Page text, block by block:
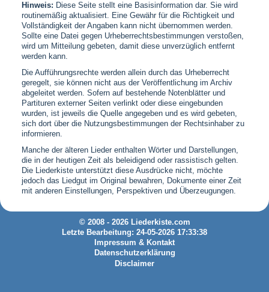
Hinweis: Diese Seite stellt eine Basisinformation dar. Sie wird
routinemäßig aktualisiert. Eine Gewähr für die Richtigkeit und
Vollständigkeit der Angaben kann nicht übernommen werden.
Sollte eine Datei gegen Urheberrechtsbestimmungen verstoßen,
wird um Mitteilung gebeten, damit diese unverzüglich entfernt
werden kann.
Die Aufführungsrechte werden allein durch das Urheberrecht
geregelt, sie können nicht aus der Veröffentlichung im Archiv
abgeleitet werden. Sofern auf bestehende Notenblätter und
Partituren externer Seiten verlinkt oder diese eingebunden
wurden, ist jeweils die Quelle angegeben und es wird gebeten,
sich dort über die Nutzungsbestimmungen der Rechtsinhaber zu
informieren.
Manche der älteren Lieder enthalten Wörter und Darstellungen,
die in der heutigen Zeit als beleidigend oder rassistisch gelten.
Die Liederkiste unterstützt diese Ausdrücke nicht, möchte
jedoch das Liedgut im Original bewahren, Dokumente einer Zeit
mit anderen Einstellungen, Perspektiven und Überzeugungen.
© 2008 - 2026 Liederkiste.com
Letzte Bearbeitung: 24-05-2026 17:33:38
Impressum & Kontakt
Datenschutzerklärung
Disclaimer